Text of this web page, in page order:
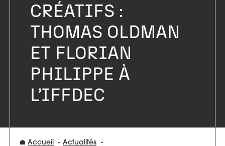
CRÉATIFS :
THOMAS OLDMAN
ET FLORIAN
PHILIPPE À
L’IFFDEC
Accueil
Actualités